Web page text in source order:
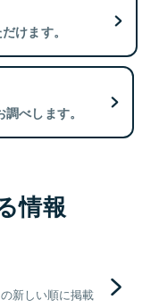
けます。
べします。
情報
新しい順に掲載